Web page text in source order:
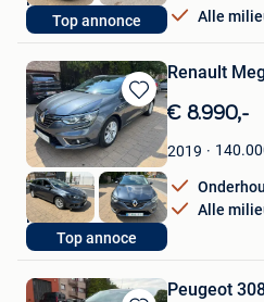
Top annonce
Alle
Dilbeek
Bewaren
in
Mijn
Favorieten
Top annoce
Renault
€ 8.990,-
2019
Alle
Nico
Dilbeek
Peugeot